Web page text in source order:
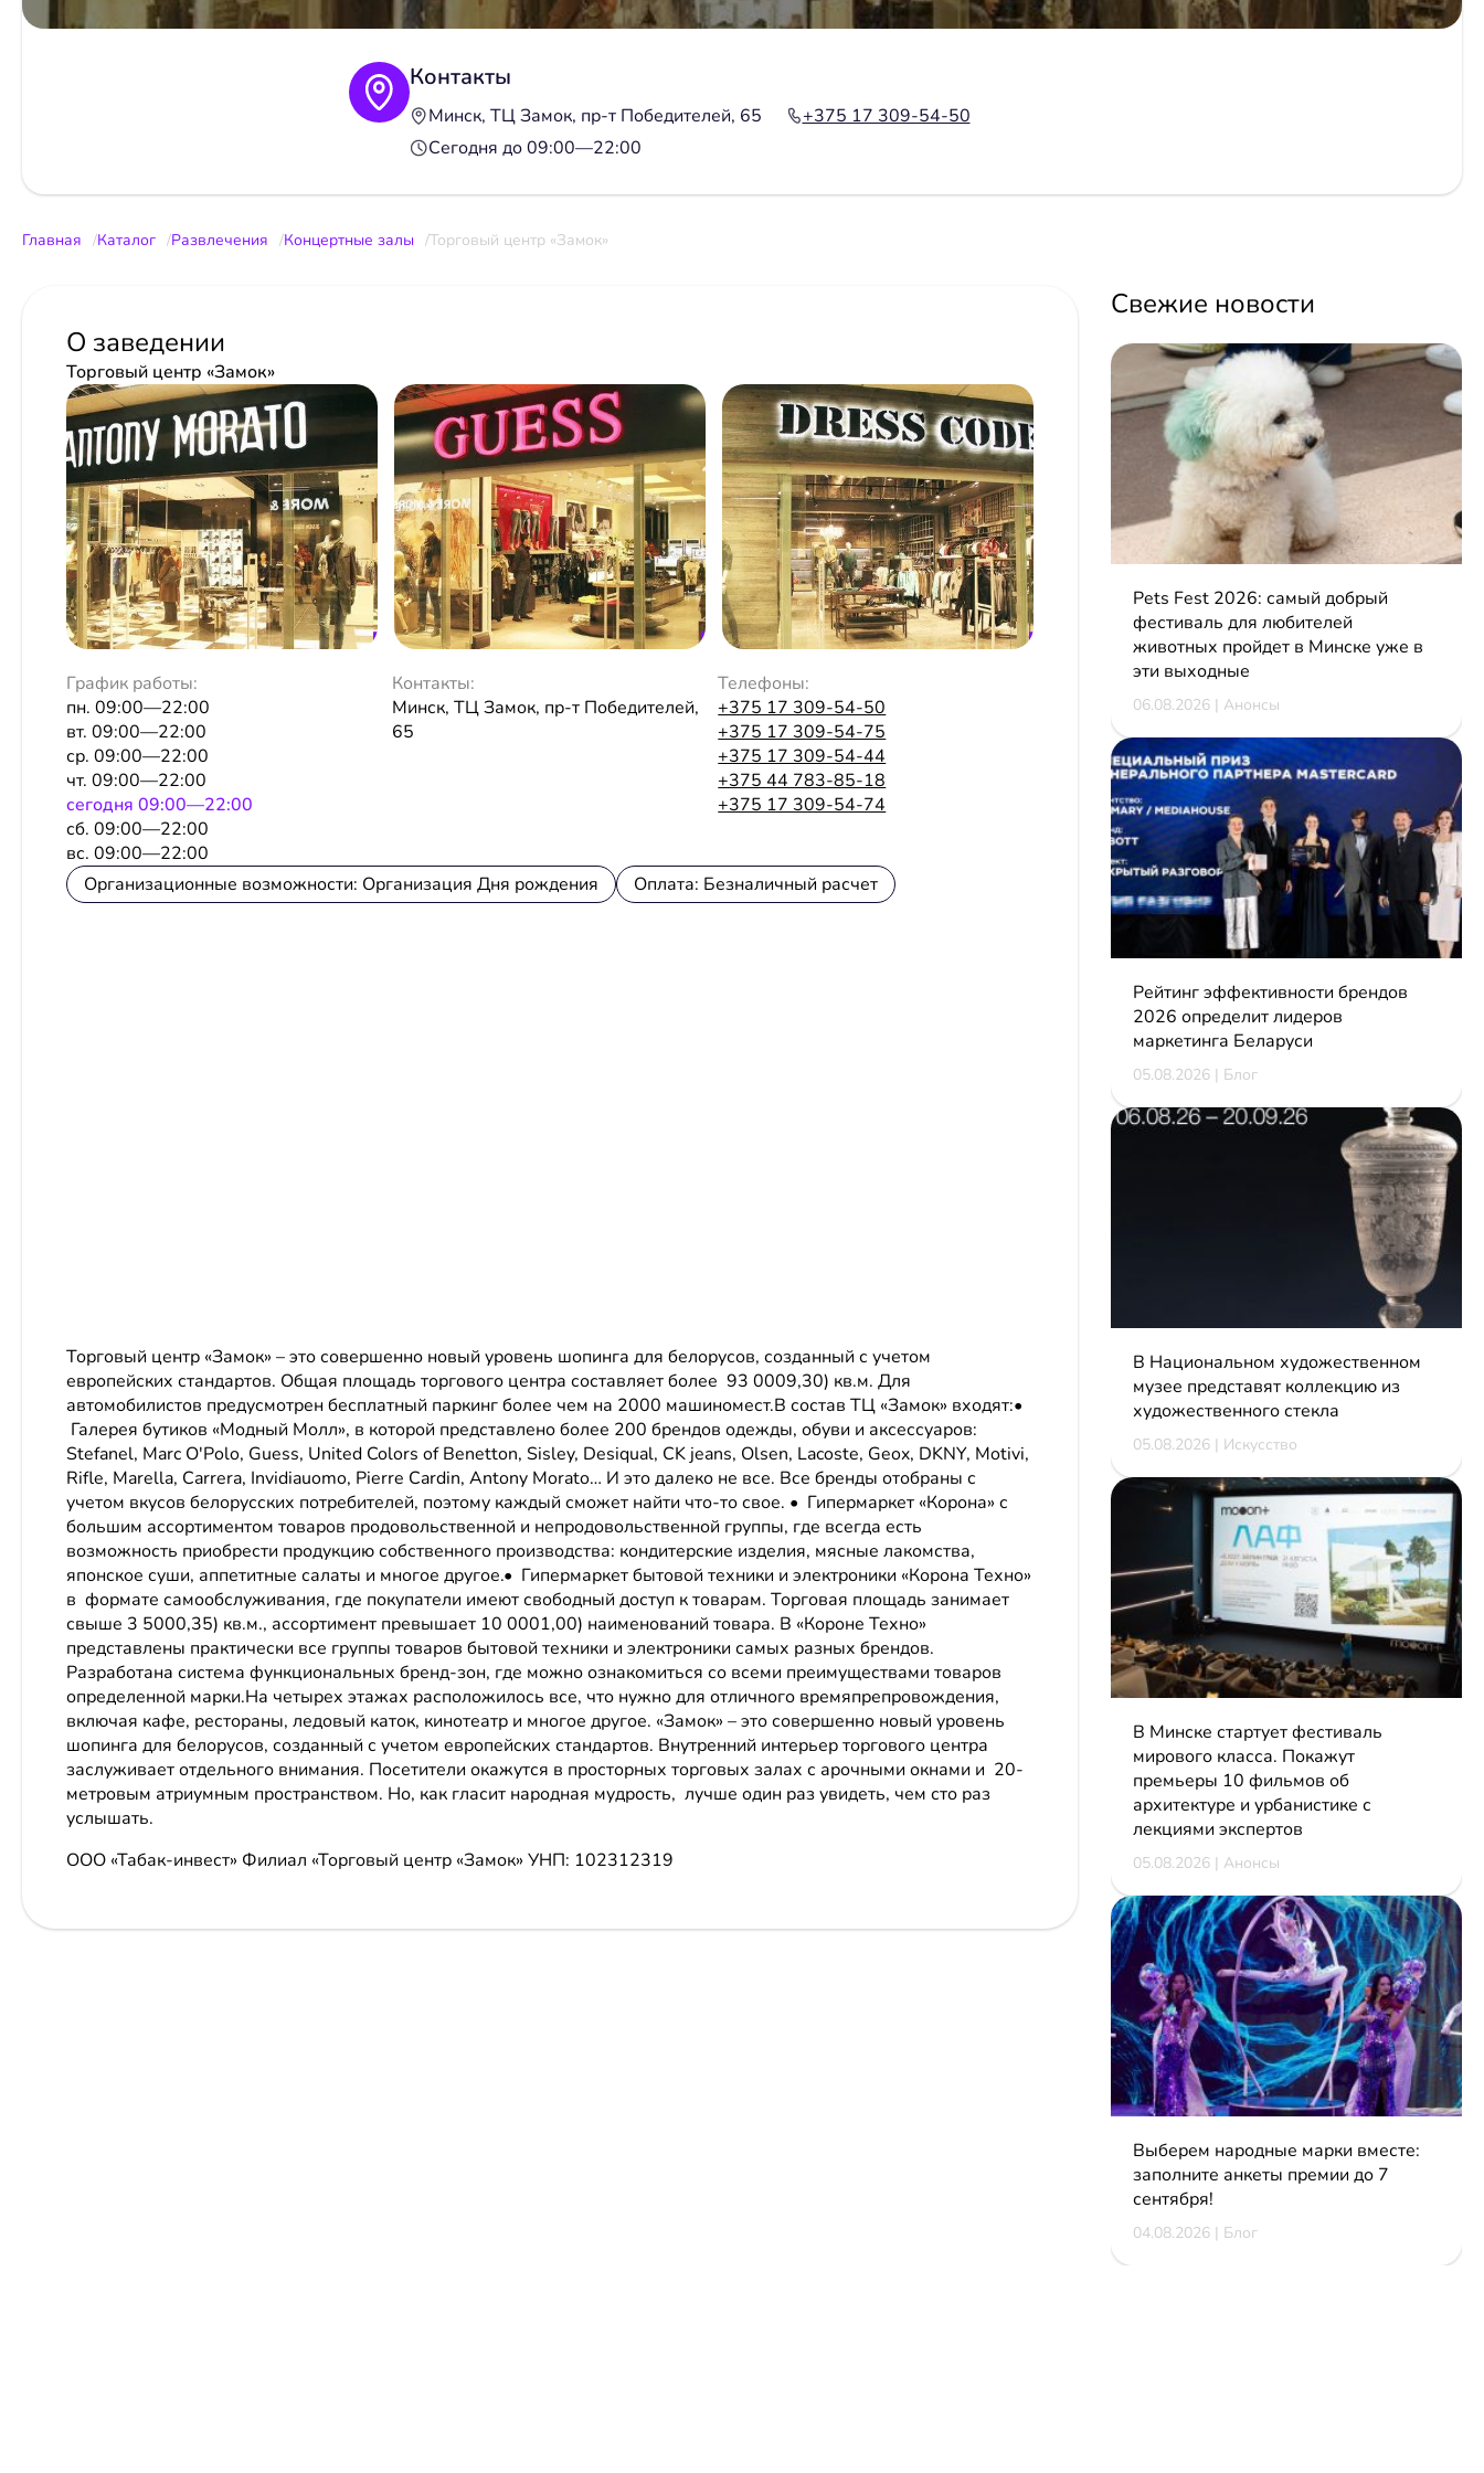
Контакты
Минск, ТЦ Замок, пр-т Победителей, 65
+375 17 309-54-50
Сегодня до 09:00—22:00
Главная Каталог Развлечения Концертные залы Торговый центр «Замок»
О заведении
Торговый центр «Замок»
График работы:
пн. 09:00—22:00
вт. 09:00—22:00
ср. 09:00—22:00
чт. 09:00—22:00
сeгодня 09:00—22:00
сб. 09:00—22:00
вс. 09:00—22:00
Контакты:
Минск, ТЦ Замок, пр-т Победителей,
65
Телефоны:
+375 17 309-54-50
+375 17 309-54-75
+375 17 309-54-44
+375 44 783-85-18
+375 17 309-54-74
Организационные возможности: Организация Дня рождения Оплата: Безналичный расчет
Торговый центр «Замок» – это совершенно новый уровень шопинга для белорусов, созданный с учетом
европейских стандартов. Общая площадь торгового центра составляет более 93 0009,30) кв.м. Для
автомобилистов предусмотрен бесплатный паркинг более чем на 2000 машиномест.В состав ТЦ «Замок» входят:•
Галерея бутиков «Модный Молл», в которой представлено более 200 брендов одежды, обуви и аксессуаров:
Stefanel, Marc O'Polo, Guess, United Colors of Benetton, Sisley, Desiqual, CK jeans, Olsen, Lacoste, Geox, DKNY, Motivi,
Rifle, Marella, Carrera, Invidiauomo, Pierre Cardin, Antony Morato… И это далеко не все. Все бренды отобраны с
учетом вкусов белорусских потребителей, поэтому каждый сможет найти что-то свое. • Гипермаркет «Корона» с
большим ассортиментом товаров продовольственной и непродовольственной группы, где всегда есть
возможность приобрести продукцию собственного производства: кондитерские изделия, мясные лакомства,
японское суши, аппетитные салаты и многое другое.• Гипермаркет бытовой техники и электроники «Корона Техно»
в формате самообслуживания, где покупатели имеют свободный доступ к товарам. Торговая площадь занимает
свыше 3 5000,35) кв.м., ассортимент превышает 10 0001,00) наименований товара. В «Короне Техно»
представлены практически все группы товаров бытовой техники и электроники самых разных брендов.
Разработана система функциональных бренд-зон, где можно ознакомиться со всеми преимуществами товаров
определенной марки.На четырех этажах расположилось все, что нужно для отличного времяпрепровождения,
включая кафе, рестораны, ледовый каток, кинотеатр и многое другое. «Замок» – это совершенно новый уровень
шопинга для белорусов, созданный с учетом европейских стандартов. Внутренний интерьер торгового центра
заслуживает отдельного внимания. Посетители окажутся в просторных торговых залах с арочными окнами и 20-
метровым атриумным пространством. Но, как гласит народная мудрость, лучше один раз увидеть, чем сто раз
услышать.
ООО «Табак-инвест» Филиал «Торговый центр «Замок» УНП: 102312319
Свежие новости
Pets Fest 2026: самый добрый
фестиваль для любителей
животных пройдет в Минске уже в
эти выходные
06.08.2026 | Анонсы
Рейтинг эффективности брендов
2026 определит лидеров
маркетинга Беларуси
05.08.2026 | Блог
В Национальном художественном
музее представят коллекцию из
художественного стекла
05.08.2026 | Искусство
В Минске стартует фестиваль
мирового класса. Покажут
премьеры 10 фильмов об
архитектуре и урбанистике с
лекциями экспертов
05.08.2026 | Анонсы
Выберем народные марки вместе:
заполните анкеты премии до 7
сентября!
04.08.2026 | Блог